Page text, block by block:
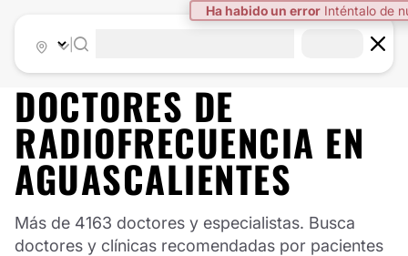
Ha habido un error Inténtalo de
DOCTORES DE
RADIOFRECUENCIA EN
AGUASCALIENTES
Más de 4163 doctores y especialistas. Busca
doctores y clínicas recomendadas por pacientes